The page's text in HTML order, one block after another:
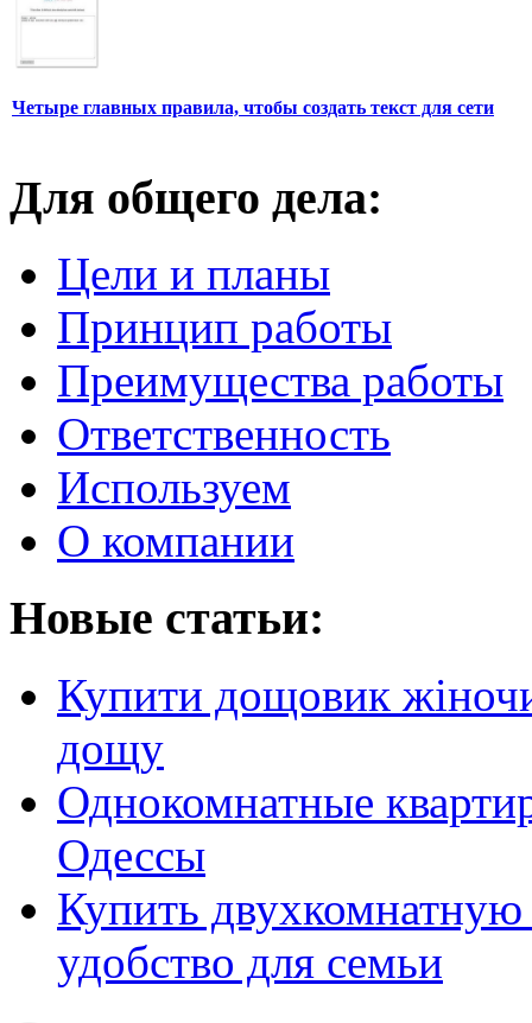
Четыре главных правила, чтобы создать текст для сети
Для общего дела:
Цели и планы
Принцип работы
Преимущества работы
Ответственность
Используем
О компании
Новые статьи:
Купити дощовик
дощу
Однокомнатные
Одессы
Купить
удобство для семьи